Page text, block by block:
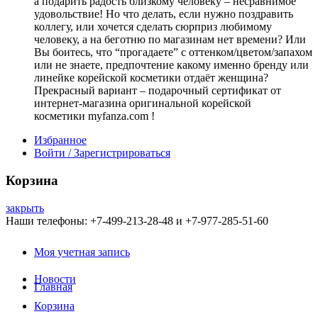
удовольствие! Но что делать, если нужно поздравить
коллегу, или хочется сделать сюрприз любимому
человеку, а на беготню по магазинам нет времени? Или
Вы боитесь, что “прогадаете” с оттенком/цветом/запахом
или не знаете, предпочтение какому именно бренду или
линейке корейской косметики отдаёт женщина?
Прекрасный вариант – подарочный сертификат от
интернет-магазина оригинальной корейской
косметики myfanza.com !
Избранное
Войти / Зарегистрироваться
Корзина
закрыть
Наши телефоны: +7-499-213-28-48 и +7-977-285-51-60
Моя учетная запись
Новости
Корзина
Главная